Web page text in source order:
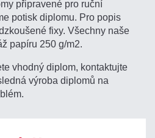
připravené pro ruční
potisk diplomu. Pro popis
fixy. Všechny naše
papíru 250 g/m2.
vhodný diplom, kontaktujte
výroba diplomů na